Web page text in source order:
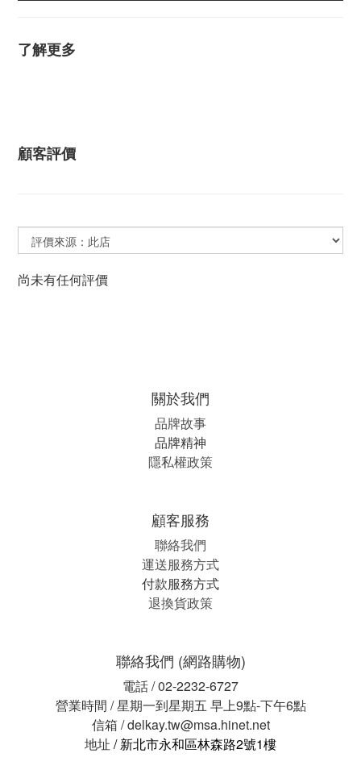
了解更多
顧客評價
尚未有任何評價
關於我們
品牌故事
品牌精神
隱私權政策
顧客服務
聯絡我們
運送服務方式
付款服務方式
退換貨政策
聯絡我們 (網路購物)
電話 / 02-2232-6727
營業時間 / 星期一到星期五 早上9點-下午6點
信箱 / delkay.tw@msa.hinet.net
地址 / 新北市永和區林森路2號1樓